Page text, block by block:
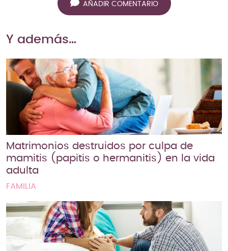
AÑADIR COMENTARIO
Y además…
Matrimonios destruidos por culpa de
mamitis (papitis o hermanitis) en la vida
adulta
FAMILIA